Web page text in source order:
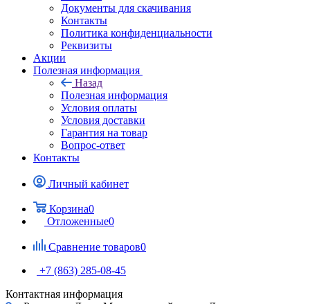
Документы для скачивания
Контакты
Политика конфиденциальности
Реквизиты
Акции
Полезная информация
Назад
Полезная информация
Условия оплаты
Условия доставки
Гарантия на товар
Вопрос-ответ
Контакты
Личный кабинет
Корзина0
Отложенные0
Сравнение товаров0
+7 (863) 285-08-45
Контактная информация